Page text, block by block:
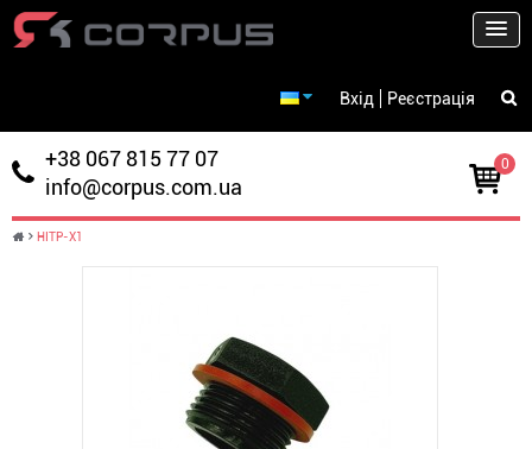
Вхід Реєстрація
0
+38 067 815 77 07
info@corpus.com.ua
HITP-X1